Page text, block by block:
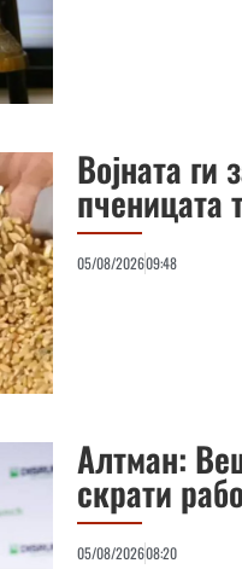
Војната ги
пченицата
05/08/202609:48
Алтман:
скрати
05/08/202608:20